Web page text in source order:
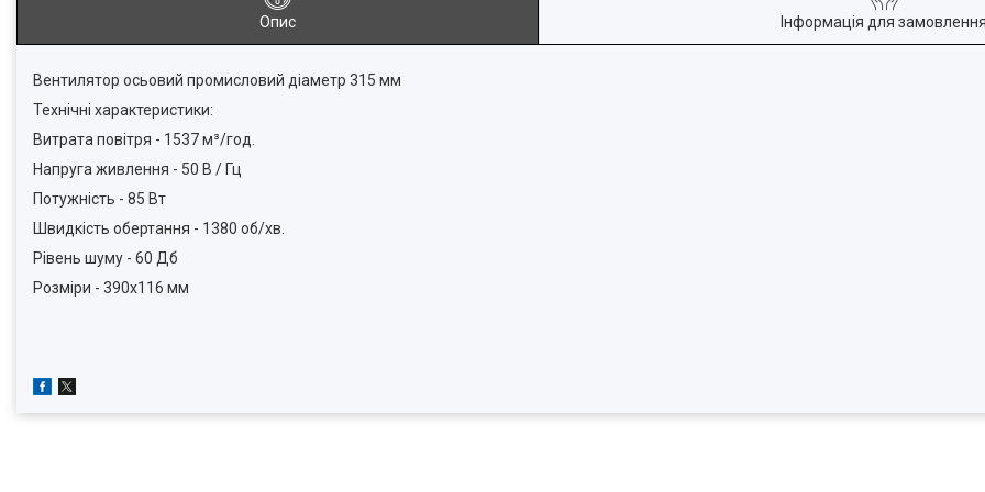
Опис Інформація для
Вентилятор осьовий промисловий діаметр 315 мм
Технічні характеристики:
Витрата повітря - 1537 м³/год.
Напруга живлення - 50 В / Гц
Потужність - 85 Вт
Швидкість обертання - 1380 об/хв.
Рівень шуму - 60 Дб
Розміри - 390х116 мм